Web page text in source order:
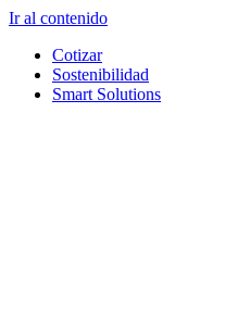
Ir al contenido
Cotizar
Sostenibilidad
Smart Solutions